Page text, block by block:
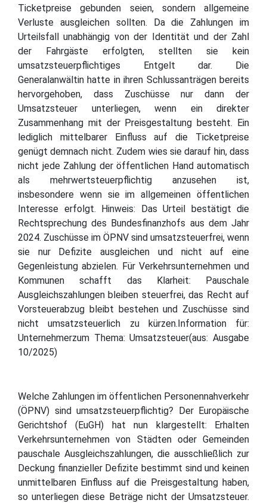
Ticketpreise gebunden seien, sondern allgemeine
Verluste ausgleichen sollten. Da die Zahlungen im
Urteilsfall unabhängig von der Identität und der Zahl
der Fahrgäste erfolgten, stellten sie kein
umsatzsteuerpflichtiges Entgelt dar. Die
Generalanwältin hatte in ihren Schlussanträgen bereits
hervorgehoben, dass Zuschüsse nur dann der
Umsatzsteuer unterliegen, wenn ein direkter
Zusammenhang mit der Preisgestaltung besteht. Ein
lediglich mittelbarer Einfluss auf die Ticketpreise
genügt demnach nicht. Zudem wies sie darauf hin, dass
nicht jede Zahlung der öffentlichen Hand automatisch
als mehrwertsteuerpflichtig anzusehen ist,
insbesondere wenn sie im allgemeinen öffentlichen
Interesse erfolgt. Hinweis: Das Urteil bestätigt die
Rechtsprechung des Bundesfinanzhofs aus dem Jahr
2024. Zuschüsse im ÖPNV sind umsatzsteuerfrei, wenn
sie nur Defizite ausgleichen und nicht auf eine
Gegenleistung abzielen. Für Verkehrsunternehmen und
Kommunen schafft das Klarheit: Pauschale
Ausgleichszahlungen bleiben steuerfrei, das Recht auf
Vorsteuerabzug bleibt bestehen und Zuschüsse sind
nicht umsatzsteuerlich zu kürzen.Information für:
Unternehmerzum Thema: Umsatzsteuer(aus: Ausgabe
10/2025)
Welche Zahlungen im öffentlichen Personennahverkehr
(ÖPNV) sind umsatzsteuerpflichtig? Der Europäische
Gerichtshof (EuGH) hat nun klargestellt: Erhalten
Verkehrsunternehmen von Städten oder Gemeinden
pauschale Ausgleichszahlungen, die ausschließlich zur
Deckung finanzieller Defizite bestimmt sind und keinen
unmittelbaren Einfluss auf die Preisgestaltung haben,
so unterliegen diese Beträge nicht der Umsatzsteuer.